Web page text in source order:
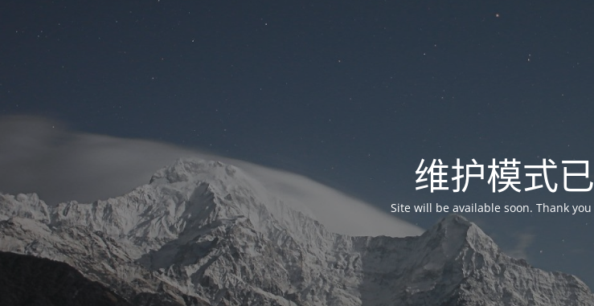
维护模式
Site will be available soon. Thank